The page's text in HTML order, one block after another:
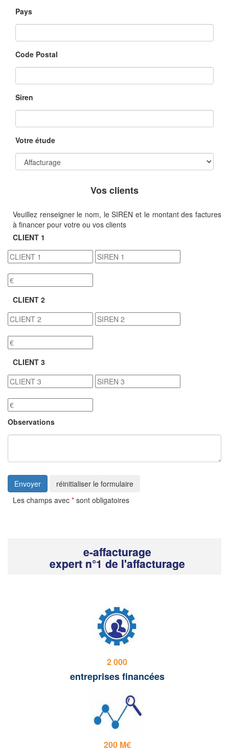
Pays
Code Postal
Siren
Votre étude
Vos clients
Veuillez renseigner le nom, le SIREN et le montant des factures
à financer pour votre ou vos clients
CLIENT 1
CLIENT 2
CLIENT 3
Observations
Envoyer
réinitialiser le formulaire
Les champs avec * sont obligatoires
e-affacturage
expert n°1 de l'affacturage
2 000
entreprises financées
200 M€